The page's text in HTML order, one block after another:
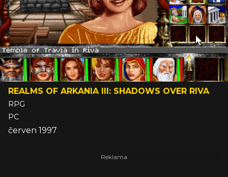
REALMS OF ARKANIA III: SHADOWS OVER RIVA
RPG
PC
červen 1997